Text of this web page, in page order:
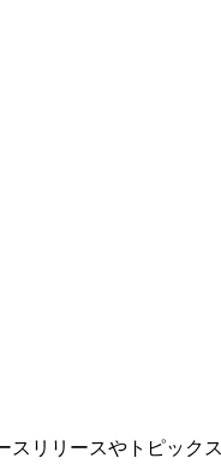
リリースやトピック